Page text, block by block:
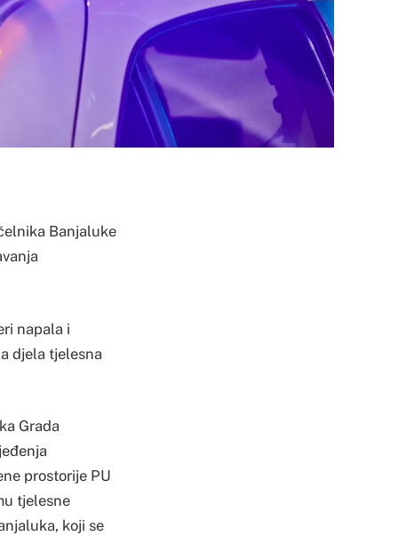
Banjaluke
napala i
djela tjelesna
Grada
prostorije PU
tjelesne
koji se